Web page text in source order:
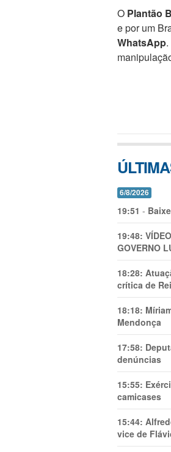
O Plantão
e por um
WhatsApp
6/8/2026
19:51 -
19:48:
GOVERNO
18:28:
crítica de
18:18:
Mendonça
17:58:
denúncias
15:55:
camicases
15:44:
vice de